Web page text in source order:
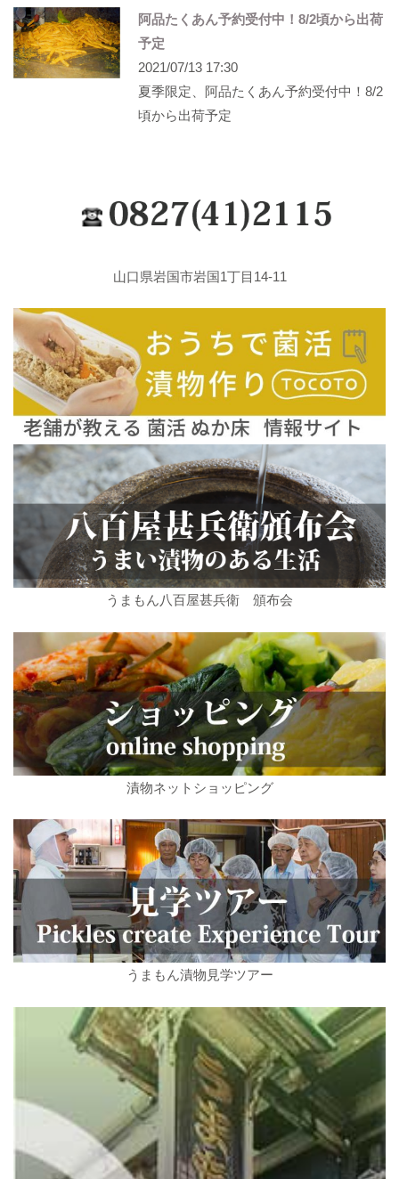
阿品たくあん予約受付中！8/2頃から出荷
予定
2021/07/13 17:30
夏季限定、阿品たくあん予約受付中！8/2
頃から出荷予定
山口県岩国市岩国1丁目14-11
うまもん八百屋甚兵衛 頒布会
漬物ネットショッピング
うまもん漬物見学ツアー